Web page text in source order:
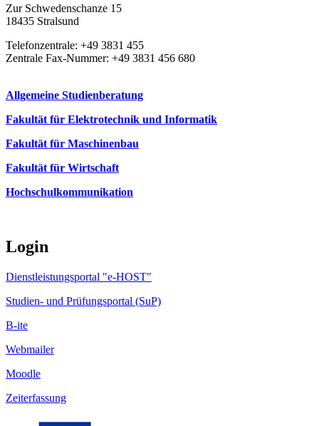
Zur Schwedenschanze 15
18435 Stralsund
Telefonzentrale: +49 3831 455
Zentrale Fax-Nummer: +49 3831 456 680
Allgemeine Studienberatung
Fakultät für Elektrotechnik und Informatik
Fakultät für Maschinenbau
Fakultät für Wirtschaft
Hochschulkommunikation
Login
Dienstleistungsportal "e-HOST"
Studien- und Prüfungsportal (SuP)
B-ite
Webmailer
Moodle
Zeiterfassung